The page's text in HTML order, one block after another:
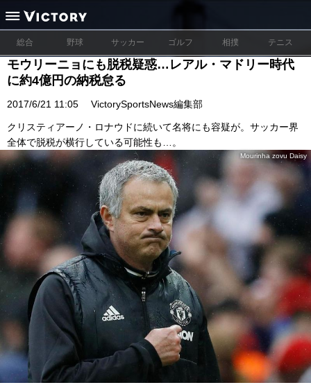
総合 野球 サッカー ゴルフ 相撲 テニス
モウリーニョにも脱税疑惑…レアル・マドリー時代
に約4億円の納税怠る
2017/6/21 11:05 VictorySportsNews編集部
クリスティアーノ・ロナウドに続いて名将にも容疑が。サッカー界
全体で脱税が横行している可能性も…。
Mourinha zovu Daisy